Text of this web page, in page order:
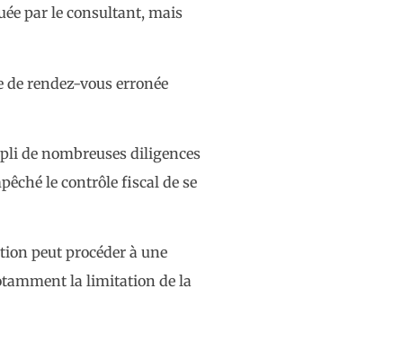
par le consultant, mais
rendez-vous erronée
de nombreuses diligences
le contrôle fiscal de se
peut procéder à une
la limitation de la